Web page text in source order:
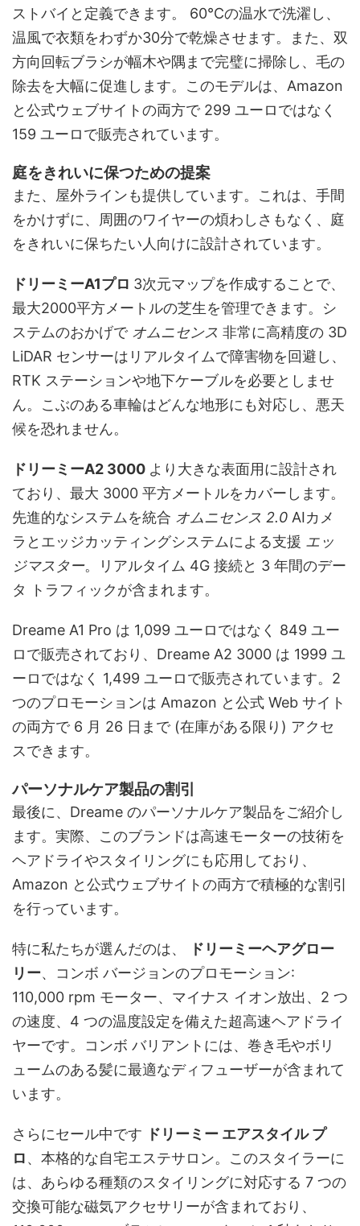
ストバイと定義できます。 60℃の温水で洗濯し、
温風で衣類をわずか30分で乾燥させます。また、双
方向回転ブラシが幅木や隅まで完璧に掃除し、毛の
除去を大幅に促進します。このモデルは、Amazon
と公式ウェブサイトの両方で 299 ユーロではなく
159 ユーロで販売されています。
庭をきれいに保つための提案
また、屋外ラインも提供しています。これは、手間
をかけずに、周囲のワイヤーの煩わしさもなく、庭
をきれいに保ちたい人向けに設計されています。
ドリーミーA1プロ 3次元マップを作成することで、
最大2000平方メートルの芝生を管理できます。シ
ステムのおかげで オムニセンス 非常に高精度の 3D
LiDAR センサーはリアルタイムで障害物を回避し、
RTK ステーションや地下ケーブルを必要としませ
ん。こぶのある車輪はどんな地形にも対応し、悪天
候を恐れません。
ドリーミーA2 3000 より大きな表面用に設計され
ており、最大 3000 平方メートルをカバーします。
先進的なシステムを統合 オムニセンス 2.0 AIカメ
ラとエッジカッティングシステムによる支援 エッ
ジマスター。リアルタイム 4G 接続と 3 年間のデー
タ トラフィックが含まれます。
Dreame A1 Pro は 1,099 ユーロではなく 849 ユー
ロで販売されており、Dreame A2 3000 は 1999 ユ
ーロではなく 1,499 ユーロで販売されています。2
つのプロモーションは Amazon と公式 Web サイト
の両方で 6 月 26 日まで (在庫がある限り) アクセ
スできます。
パーソナルケア製品の割引
最後に、Dreame のパーソナルケア製品をご紹介し
ます。実際、このブランドは高速モーターの技術を
ヘアドライやスタイリングにも応用しており、
Amazon と公式ウェブサイトの両方で積極的な割引
を行っています。
特に私たちが選んだのは、
ドリーミーヘアグロー
リー、コンボ バージョンのプロモーション:
110,000 rpm モーター、マイナス イオン放出、2 つ
の速度、4 つの温度設定を備えた超高速ヘアドライ
ヤーです。コンボ バリアントには、巻き毛やボリ
ュームのある髪に最適なディフューザーが含まれて
います。
さらにセール中です ドリーミー エアスタイル プ
ロ、本格的な自宅エステサロン。このスタイラーに
は、あらゆる種類のスタイリングに対応する 7 つの
交換可能な磁気アクセサリーが含まれており、